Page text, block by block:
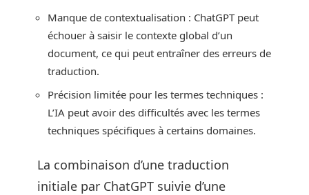
Manque de contextualisation : ChatGPT peut
échouer à saisir le contexte global d’un
document, ce qui peut entraîner des erreurs de
traduction.
Précision limitée pour les termes techniques :
L’IA peut avoir des difficultés avec les termes
techniques spécifiques à certains domaines.
La combinaison d’une traduction
initiale par ChatGPT suivie d’une